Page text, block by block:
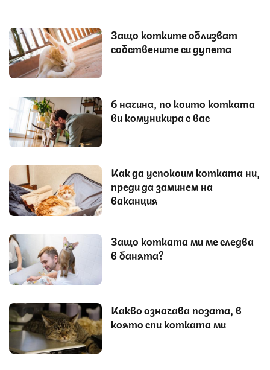
Защо котките облизват
собствените си дупета
6 начина, по които котката
ви комуникира с вас
Как да успокоим котката ни,
преди да заминем на
ваканция
Защо котката ми ме следва
в банята?
Какво означава позата, в
която спи котката ми